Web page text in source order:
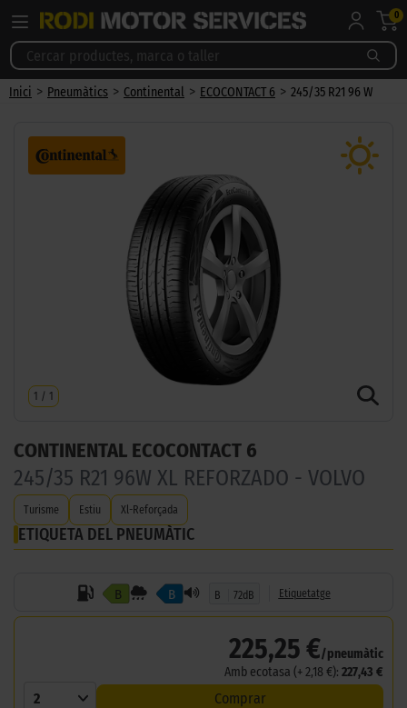
0
Inici > Pneumàtics > Continental > ECOCONTACT 6 > 245/35 R21 96 W
1 / 1
CONTINENTAL ECOCONTACT 6
245/35 R21 96W XL REFORZADO - VOLVO
Turisme Estiu Xl-Reforçada
ETIQUETA DEL PNEUMÀTIC
B B B 72dB Etiquetatge
225,25 €/pneumàtic
Amb ecotasa (+ 2,18 €): 227,43 €
2 Comprar